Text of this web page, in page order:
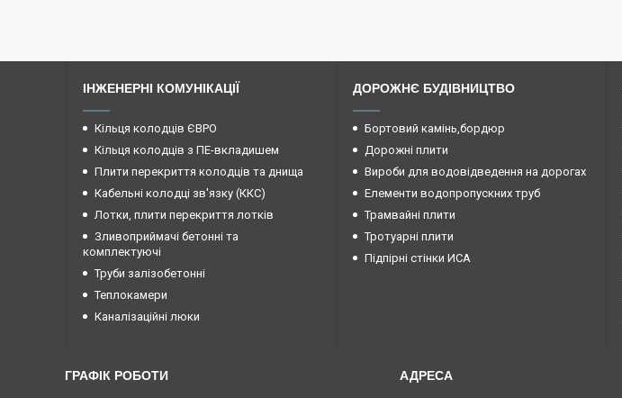
ІНЖЕНЕРНІ КОМУНІКАЦІЇ
Кільця колодців ЄВРО
Кільця колодців з ПЕ-вкладишем
Плити перекриття колодців та днища
Кабельні колодці зв'язку (ККС)
Лотки, плити перекриття лотків
Зливоприймачі бетонні та
комплектуючі
Труби залізобетонні
Теплокамери
Каналізаційні люки
ДОРОЖНЄ БУДІВНИЦТВО
Бортовий камінь,бордюр
Дорожні плити
Вироби для водовідведення на дорогах
Елементи водопропускних труб
Трамвайні плити
Тротуарні плити
Підпірні стінки ИСА
ГРАФІК РОБОТИ